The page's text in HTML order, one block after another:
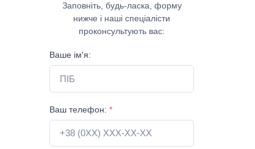
Заповніть, будь-ласка, форму
нижче і наші спеціалісти
проконсультують вас:
Ваше ім'я:
Ваш телефон: *